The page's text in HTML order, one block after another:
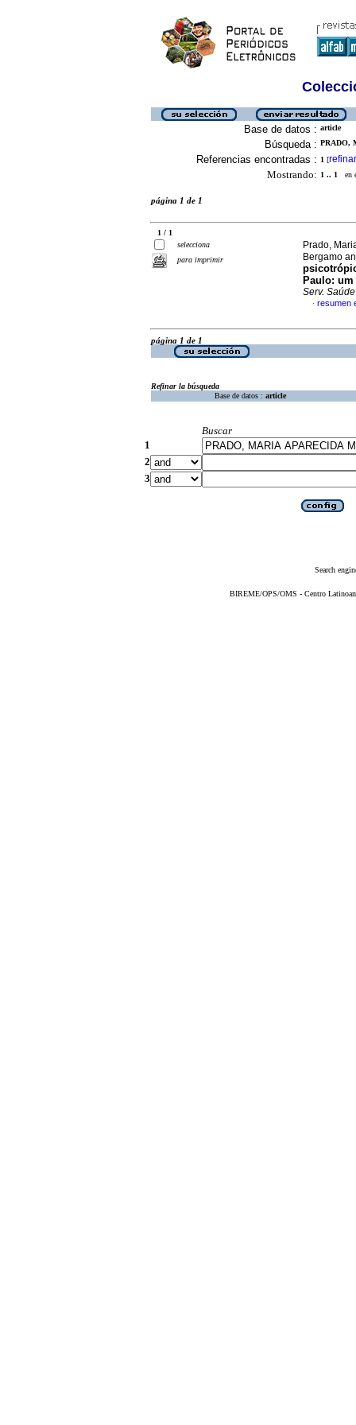
Base de datos : article
Búsqueda : PRADO,
Referencias encontradas : 1 [refinar
Mostrando: 1 .. 1 en
página 1 de 1
1 / 1
selecciona
para imprimir
Prado,
Bergamo
Paulo:
Serv. Saúde
· resumen
página 1 de 1
Refinar la búsqueda
Base de datos : article
Buscar
1
2
3
Search
BIREME/OPS/OMS - Centro